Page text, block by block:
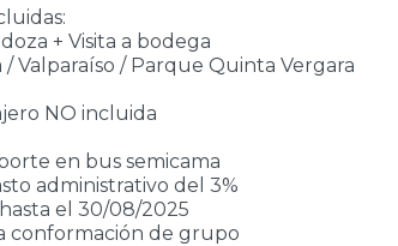
+ Visita a bodega
/ Valparaíso / Parque Quinta Vergara
NO incluida
en bus semicama
administrativo del 3%
el 30/08/2025
conformación de grupo